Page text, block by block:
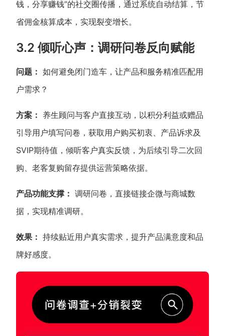
钱，分享赚钱”的社交圈传播，通过系统自动结算，节
省佣金核算成本，实现裂变增长。
3.2 倾听心声：调研问卷反向赋能
问题： 如何避免闭门造车，让产品和服务精准匹配用
户需求？
方案： 养生顾问与客户直接互动，以积分利益或赠品
引导用户填写问卷，获取用户购买初衷、产品诉求及
SVIP期待值，倾听客户真实反馈，为后续引导二次回
购、老客复购留存提供运营策略依据。
产品功能支撑： 调研问卷，直接链接企微与商城数
据，实现精准调研。
效果： 持续贴近用户真实需求，提升产品满意度和品
牌好感度。